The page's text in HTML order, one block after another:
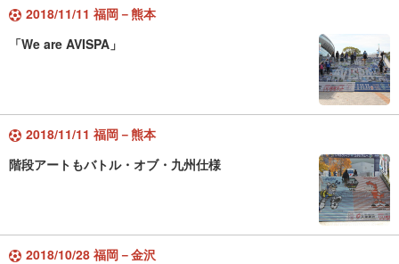
2018/11/11 福岡－熊本
「We are AVISPA」
2018/11/11 福岡－熊本
階段アートもバトル・オブ・九州仕様
2018/10/28 福岡－金沢